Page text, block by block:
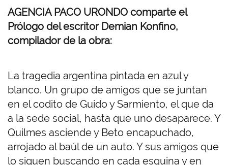
AGENCIA PACO URONDO comparte el
Prólogo del escritor Demian Konfino,
compilador de la obra:
La tragedia argentina pintada en azul y
blanco. Un grupo de amigos que se juntan
en el codito de Guido y Sarmiento, el que da
a la sede social, hasta que uno desaparece. Y
Quilmes asciende y Beto encapuchado,
arrojado al baúl de un auto. Y sus amigos que
lo siguen buscando en cada esquina y en